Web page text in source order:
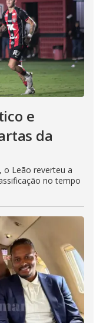
e
da
o Leão reverteu a
no tempo